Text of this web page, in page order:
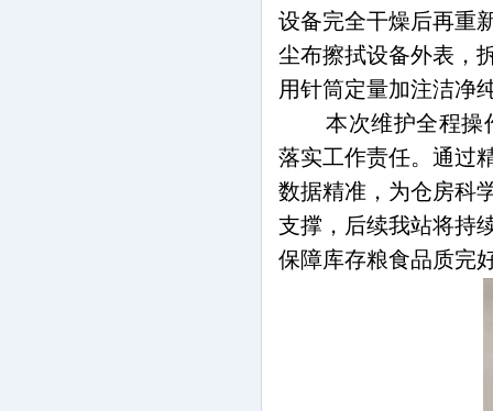
设备完全干燥后再重
尘布擦拭设备外表，
用针筒定量加注洁净
本次维护全程操
落实工作责任。通过
数据精准，为仓房科
支撑，后续我站将持
保障库存粮食品质完